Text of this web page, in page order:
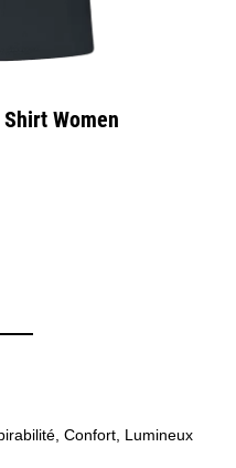
Women
Confort, Lumineux